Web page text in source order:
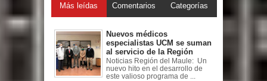
Más leídas Comentarios Categorías
Nuevos médicos
especialistas UCM se suman
al servicio de la Región
Noticias Región del Maule: Un
nuevo hito en el desarrollo de
este valioso programa de ...